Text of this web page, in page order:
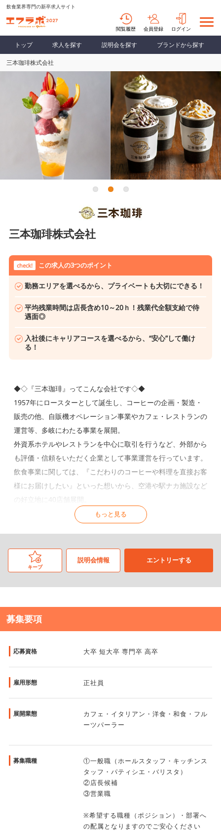
飲食業界専門の新卒求人サイト
閲覧履歴 会員登録 ログイン
トップ 求人を探す 説明会を探す ブランドから探す
三本珈琲株式会社
三本珈琲株式会社
check! この求人の3つのポイント
勤務エリアを選べるから、プライベートも大切にできる！
平均残業時間は店長含め10～20ｈ！残業代全額支給で待
遇面◎
入社後にキャリアコースを選べるから、“安心”して働け
る！
◆◇『三本珈琲』ってこんな会社です◇◆
1957年にロースターとして誕生し、コーヒーの企画・製造・
販売の他、自販機オペレーション事業やカフェ・レストランの
運営等、多岐にわたる事業を展開。
外資系ホテルやレストランを中心に取引を行うなど、外部から
も評価・信頼をいただく企業として事業運営を行っています。
飲食事業に関しては、『こだわりのコーヒーや料理を直接お客
様にお届けしたい』といった想いから、空港や駅ナカ施設など
の好立地に40店舗展開。
カフェを中心に、イタリアンレストラン・フルーツパーラー・
その後はご自身のイメージする夢や目標に応じてキャリアをご
選択ください。
属はございません。)
また、「キッチンスタッフとして入社したが、働いていくうち
に店舗マネジメント業務に興味がわいてきた…」という事であ
◆◇最大限ご納得の上で入社していただけます！◇◆
会社説明に関しては「エフラボ説明会ページ」より希望日程を
ご選択いただければと思いますが、「実際の現場の空気感が知
く事も可能です！（最終面接前or最終面接後の実施となりま
もっと見る
キープ
説明会情報 エントリーする
募集要項
応募資格 大卒 短大卒 専門卒 高卒
雇用形態 正社員
展開業態
カフェ・イタリアン・洋食・和食・フル
ーツパーラー
募集職種
①一般職（ホールスタッフ・キッチンス
タッフ・パティシエ・バリスタ）
②店長候補
③営業職
※希望する職種（ポジション）・部署へ
の配属となりますのでご安心ください